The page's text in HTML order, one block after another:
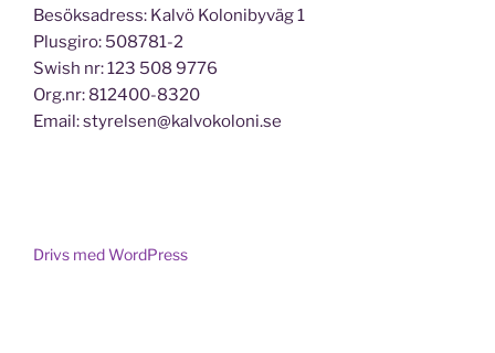
Besöksadress: Kalvö Kolonibyväg 1
Plusgiro: 508781-2
Swish nr: 123 508 9776
Org.nr: 812400-8320
Email: styrelsen@kalvokoloni.se
Drivs med WordPress